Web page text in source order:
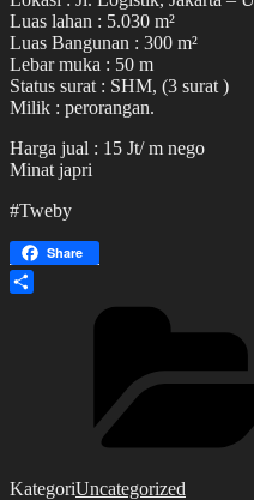
Luas lahan : 5.030 m²
Luas Bangunan : 300 m²
Lebar muka : 50 m
Status surat : SHM, (3 surat )
Milik : perorangan.
Harga jual : 15 Jt/ m nego
Minat japri
#Tweby
Share
KategoriUncategorized